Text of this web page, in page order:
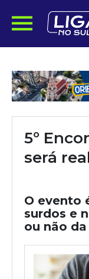
5º
será
O evento
surdos e
ou não